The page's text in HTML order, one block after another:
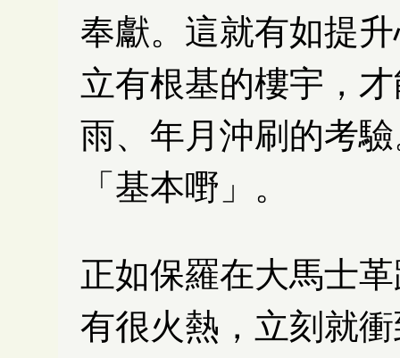
奉獻。這就有如提
立有根基的樓宇，
雨、年月沖刷的考
「基本嘢」。
正如保羅在大馬士
有很火熱，立刻就